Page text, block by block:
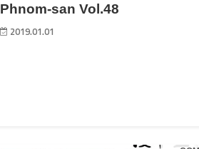
Phnom-san Vol.48
2019.01.01